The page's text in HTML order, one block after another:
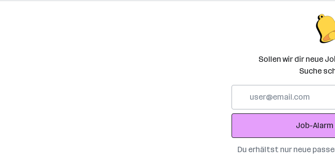
Sollen wir dir neue
Suche
Adresse
Job-Alarm
Du erhältst nur neue